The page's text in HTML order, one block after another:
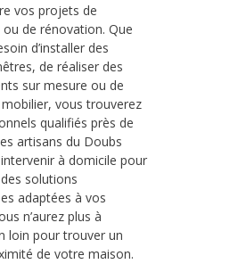
vos projets de
de rénovation. Que
d’installer des
de réaliser des
sur mesure ou de
vous trouverez
qualifiés près de
artisans du Doubs
à domicile pour
solutions
adaptées à vos
n’aurez plus à
loin pour trouver un
de votre maison.